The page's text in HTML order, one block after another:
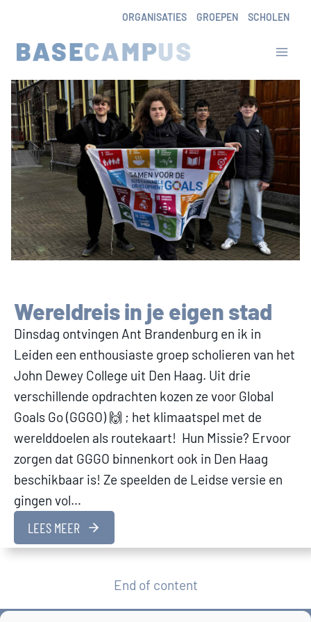
content
ORGANISATIES GROEPEN SCHOLEN
Wereldreis in je eigen stad
Dinsdag ontvingen Ant Brandenburg en ik in
Leiden een enthousiaste groep scholieren van het
John Dewey College uit Den Haag. Uit drie
verschillende opdrachten kozen ze voor Global
Goals Go (GGGO) 🙌 ; het klimaatspel met de
werelddoelen als routekaart! Hun Missie? Ervoor
zorgen dat GGGO binnenkort ook in Den Haag
beschikbaar is! Ze speelden de Leidse versie en
gingen vol…
LEES MEER
End of content